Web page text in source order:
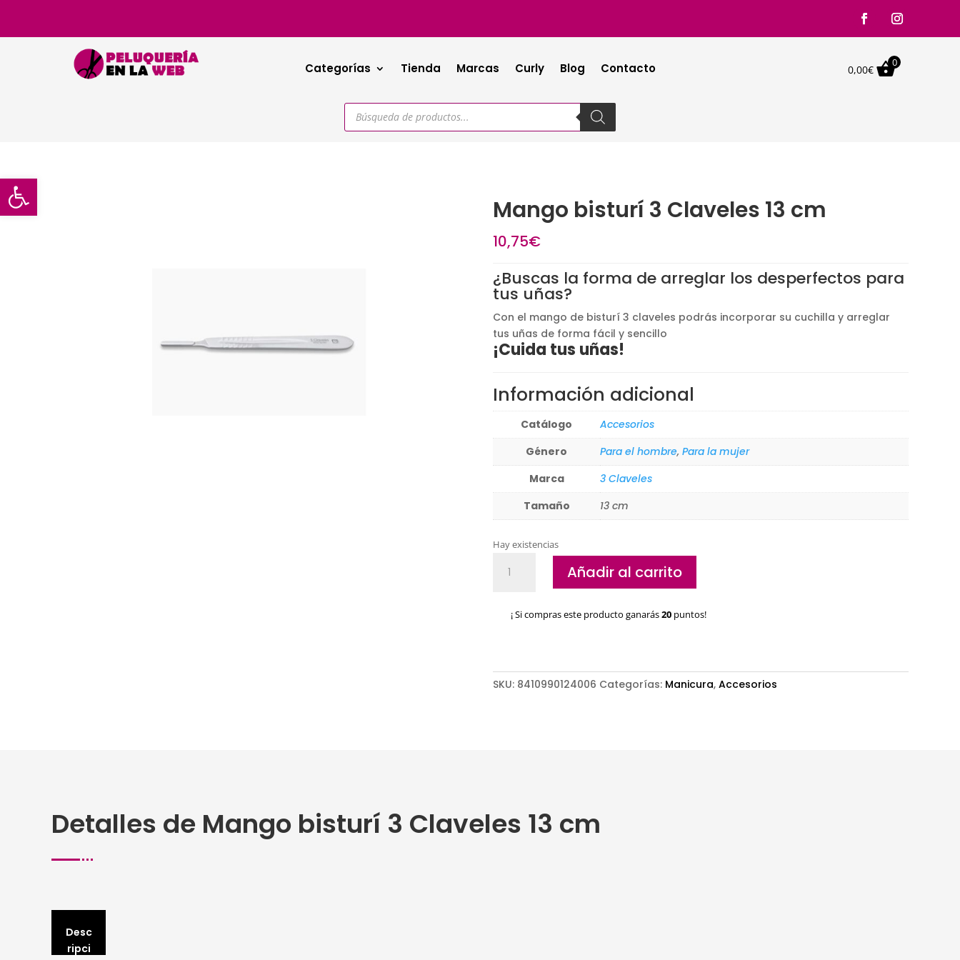
Categorías Tienda Marcas Curly Blog Contacto 0,00€
0
Búsqueda
productos
Mango bisturí 3 Claveles 13 cm
10,75€
¿Buscas la forma de arreglar los desperfectos para
tus uñas?
Con el mango de bisturí 3 claveles podrás incorporar su cuchilla y arreglar
tus uñas de forma fácil y sencillo
¡Cuida tus uñas!
Información adicional
Catálogo
Accesorios
Género
Para el hombre, Para la mujer
Marca
3 Claveles
Tamaño
13 cm
Hay existencias
bisturí
Claveles
Añadir al carrito
¡ Si compras este producto ganarás20 puntos!
SKU: 8410990124006 Categorías: Manicura, Accesorios
Detalles de Mango bisturí 3 Claveles 13 cm
Desc
ripci
Abrir barra de herramientas